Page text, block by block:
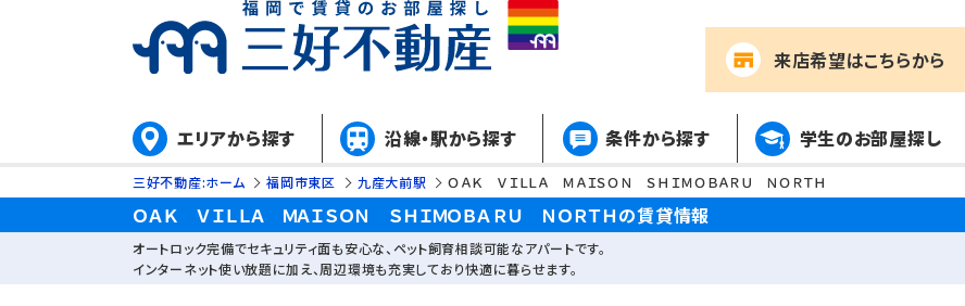
来店希望はこちらから
エリアから探す 沿線・駅から探す 条件から探す 学生のお部屋探し
三好不動産:ホーム 福岡市東区 九産大前駅 ＯＡＫ ＶＩＬＬＡ ＭＡＩＳＯＮ ＳＨＩＭＯＢＡＲＵ ＮＯＲＴＨ
ＯＡＫ ＶＩＬＬＡ ＭＡＩＳＯＮ ＳＨＩＭＯＢＡＲＵ ＮＯＲＴＨの賃貸情報
オートロック完備でセキュリティ面も安心な、ペット飼育相談可能なアパートです。
インターネット使い放題に加え、周辺環境も充実しており快適に暮らせます。